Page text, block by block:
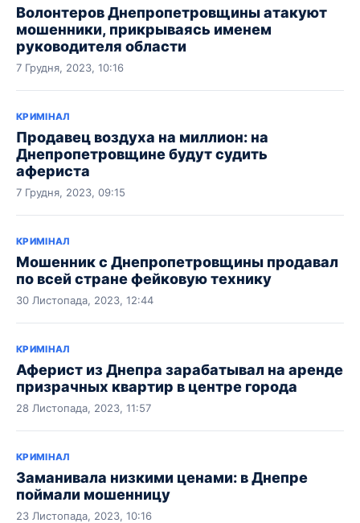
Волонтеров Днепропетровщины атакуют
мошенники, прикрываясь именем
руководителя области
7 Грудня, 2023, 10:16
КРИМІНАЛ
Продавец воздуха на миллион: на
Днепропетровщине будут судить
афериста
7 Грудня, 2023, 09:15
КРИМІНАЛ
Мошенник с Днепропетровщины продавал
по всей стране фейковую технику
30 Листопада, 2023, 12:44
КРИМІНАЛ
Аферист из Днепра зарабатывал на аренде
призрачных квартир в центре города
28 Листопада, 2023, 11:57
КРИМІНАЛ
Заманивала низкими ценами: в Днепре
поймали мошенницу
23 Листопада, 2023, 10:16